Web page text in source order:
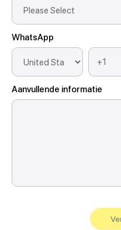
WhatsApp
Aanvullende informatie